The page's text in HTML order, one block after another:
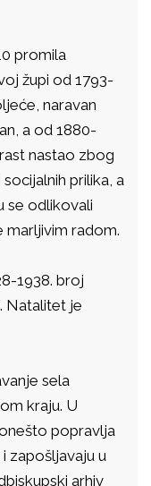
promila
župi od 1793-
naravan
a od 1880-
nastao zbog
prilika, a
se odlikovali
marljivim radom.
1938. broj
Natalitet je
sela
kraju. U
popravlja
zapošljavaju u
arhiv